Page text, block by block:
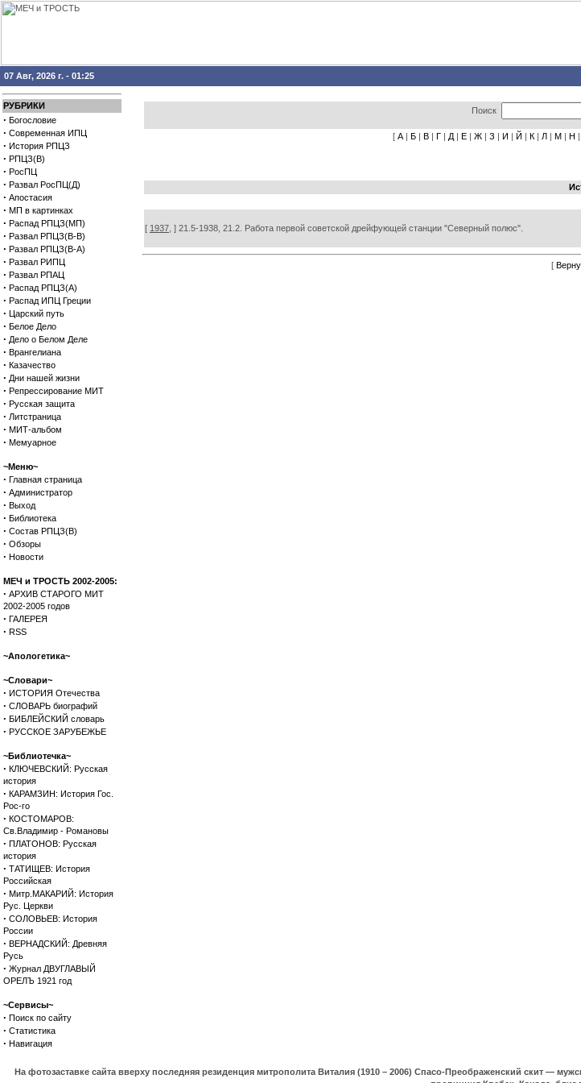
07 Авг, 2026 г. - 01:25
РУБРИКИ
· Богословие
· Современная ИПЦ
· История РПЦЗ
· РПЦЗ(В)
· РосПЦ
· Развал РосПЦ(Д)
· Апостасия
· МП в картинках
· Распад РПЦЗ(МП)
· Развал РПЦЗ(В-В)
· Развал РПЦЗ(В-А)
· Развал РИПЦ
· Развал РПАЦ
· Распад РПЦЗ(А)
· Распад ИПЦ Греции
· Царский путь
· Белое Дело
· Дело о Белом Деле
· Врангелиана
· Казачество
· Дни нашей жизни
· Репрессирование МИТ
· Русская защита
· Литстраница
· МИТ-альбом
· Мемуарное
~Меню~
· Главная страница
· Администратор
· Выход
· Библиотека
· Состав РПЦЗ(В)
· Обзоры
· Новости
МЕЧ и ТРОСТЬ 2002-2005:
· АРХИВ СТАРОГО МИТ
2002-2005 годов
· ГАЛЕРЕЯ
· RSS
~Апологетика~
~Словари~
· ИСТОРИЯ Отечества
· СЛОВАРЬ биографий
· БИБЛЕЙСКИЙ словарь
· РУССКОЕ ЗАРУБЕЖЬЕ
~Библиотечка~
· КЛЮЧЕВСКИЙ: Русская
история
· КАРАМЗИН: История Гос.
Рос-го
· КОСТОМАРОВ:
Св.Владимир - Романовы
· ПЛАТОНОВ: Русская
история
· ТАТИЩЕВ: История
Российская
· Митр.МАКАРИЙ: История
Рус. Церкви
· СОЛОВЬЕВ: История
России
· ВЕРНАДСКИЙ: Древняя
Русь
· Журнал ДВУГЛАВЫЙ
ОРЕЛЪ 1921 год
~Сервисы~
· Поиск по сайту
· Статистика
· Навигация
Поиск
[ А| Б| В| Г| Д| Е| Ж| З | И | Й | К| Л| М| Н |
[ 1937, ] 21.5-1938, 21.2. Работа первой советской дрейфующей станции "Северный полюс".
[
На фотозаставке сайта вверху последняя резиденция митрополита Виталия (1910 – 2006) Спасо-Преображенский скит —